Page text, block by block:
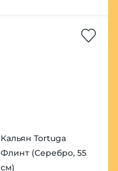
Кальян Tortuga
Флинт (Серебро, 55
см)